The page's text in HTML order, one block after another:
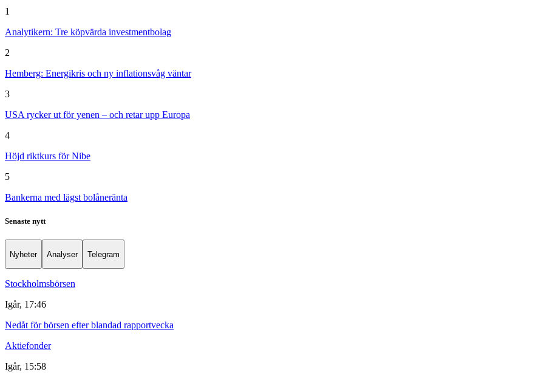
1
Analytikern: Tre köpvärda investmentbolag
2
Hemberg: Energikris och ny inflationsvåg väntar
3
USA rycker ut för yenen – och retar upp Europa
4
Höjd riktkurs för Nibe
5
Bankerna med lägst bolåneränta
Senaste nytt
Nyheter Analyser Telegram
Stockholmsbörsen
Igår, 17:46
Nedåt för börsen efter blandad rapportvecka
Aktiefonder
Igår, 15:58